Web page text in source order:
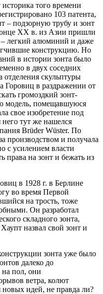
историка того времени
103 патента,
– подзорную трубу и зонт
XX в. из Азии пришли
– легкий алюминий и даже
конструкцию. Но
в истории зонта было
в двух соседних
отделения скульптуры
Горовиц в раздражении от
громоздкий зонт-
модель, помещавшуюся
свое изобретение под
тут же нашелся
Brüder Wüster. По
производством и получала
с усилением власти
права на зонт и бежать из
в 1928 г. в Берлине
во время Первой
на трость, тоже
Он разработал
складного зонта,
назвал свой зонт и
зонта уже было
далеко до
на пол, они
ветра, колют
идей, не правда ли?